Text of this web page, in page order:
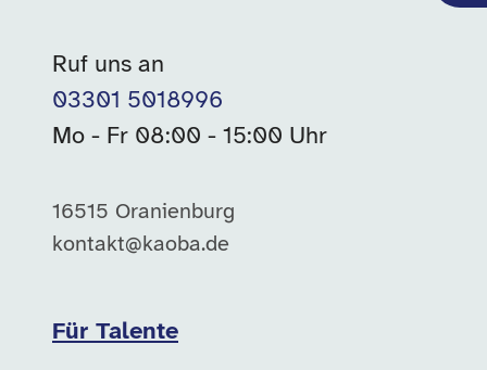
Ruf uns an
03301 5018996
Mo - Fr 08:00 - 15:00 Uhr
16515 Oranienburg
kontakt@kaoba.de
Für Talente